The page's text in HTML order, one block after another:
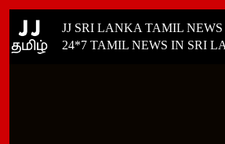
content
JJ SRI LANKA TAMIL NEWS
24*7 TAMIL NEWS IN SRI